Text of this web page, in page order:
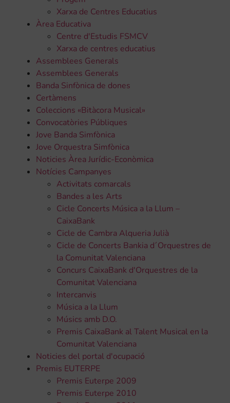
Xarxa de Centres Educatius
Àrea Educativa
Centre d'Estudis FSMCV
Xarxa de centres educatius
Assemblees Generals
Assemblees Generals
Banda Sinfònica de dones
Certàmens
Coleccions «Bitàcora Musical»
Convocatòries Públiques
Jove Banda Simfònica
Jove Orquestra Simfònica
Noticies Àrea Jurídic-Econòmica
Notícies Campanyes
Activitats comarcals
Bandes a les Arts
Cicle Concerts Música a la Llum –
CaixaBank
Cicle de Cambra Alqueria Julià
Cicle de Concerts Bankia d´Orquestres de
la Comunitat Valenciana
Concurs CaixaBank d'Orquestres de la
Comunitat Valenciana
Intercanvis
Música a la Llum
Músics amb D.O.
Premis CaixaBank al Talent Musical en la
Comunitat Valenciana
Noticies del portal d'ocupació
Premis EUTERPE
Premis Euterpe 2009
Premis Euterpe 2010